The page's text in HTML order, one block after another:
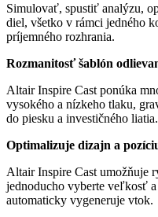
Simulovať, spustiť analýzu,
diel, všetko v rámci jedného
príjemného rozhrania.
Rozmanitosť šablón
Altair Inspire Cast ponúka
vysokého a nízkeho tlaku,
do piesku a investičného liatia.
Optimalizuje dizajn a
Altair Inspire Cast umožňuje
jednoducho vyberte veľkosť
automaticky vygeneruje vtok.